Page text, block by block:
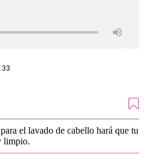
el lavado de cabello hará que tu
limpio.